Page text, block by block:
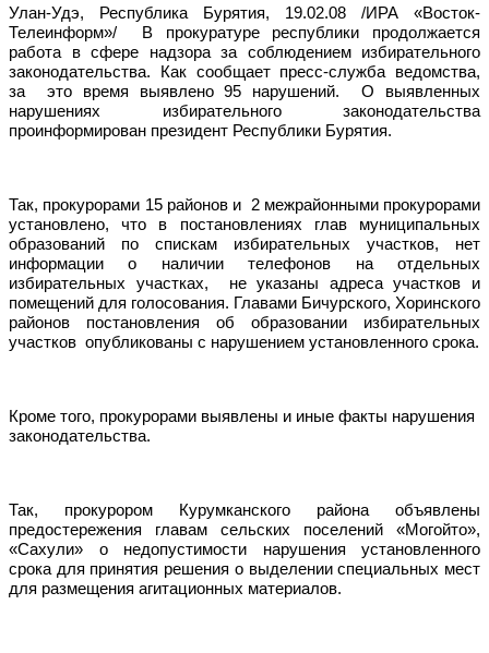
Улан-Удэ, Республика Бурятия, 19.02.08 /ИРА «Восток-
Телеинформ»/
В прокуратуре республики продолжается
работа в сфере надзора за соблюдением избирательного
законодательства. Как сообщает пресс-служба ведомства,
за
это время выявлено 95 нарушений.
О выявленных
нарушениях избирательного законодательства
проинформирован президент Республики Бурятия.
Так, прокурорами 15 районов и 2 межрайонными прокурорами
установлено, что в постановлениях глав муниципальных
образований по спискам избирательных участков, нет
информации о наличии телефонов на отдельных
избирательных участках,
не указаны адреса участков и
помещений для голосования. Главами Бичурского, Хоринского
районов постановления об образовании избирательных
участков опубликованы с нарушением установленного срока.
Кроме того, прокурорами выявлены и иные факты нарушения
законодательства.
Так, прокурором Курумканского района объявлены
предостережения главам сельских поселений «Могойто»,
«Сахули» о недопустимости нарушения установленного
срока для принятия решения о выделении специальных мест
для размещения агитационных материалов.